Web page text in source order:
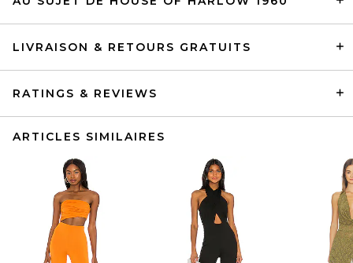
LIVRAISON & RETOURS GRATUITS
RATINGS & REVIEWS
ARTICLES SIMILAIRES